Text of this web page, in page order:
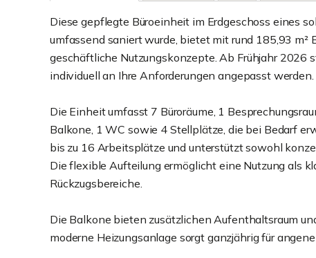
Diese gepflegte Büroeinheit im Erdgeschoss eines
umfassend saniert wurde, bietet mit rund 185,93 m²
geschäftliche Nutzungskonzepte. Ab Frühjahr 2026
individuell an Ihre Anforderungen angepasst werden.
Die Einheit umfasst 7 Büroräume, 1
Balkone, 1 WC sowie 4 Stellplätze, die bei Bedarf
bis zu 16 Arbeitsplätze und unterstützt sowohl
Die flexible Aufteilung ermöglicht eine Nutzung als
Rückzugsbereiche.
Die Balkone bieten zusätzlichen Aufenthaltsraum
moderne Heizungsanlage sorgt ganzjährig für